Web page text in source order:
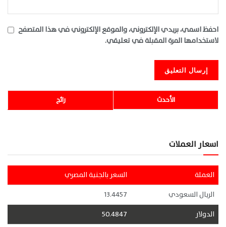
احفظ اسمي، بريدي الإلكتروني، والموقع الإلكتروني في هذا المتصفح
لاستخدامها المرة المقبلة في تعليقي.
رائج الأحدث
اسعار العملات
العملة
السعر بالجنية المصري
الريال السعودي
13.4457
الدولار
50.4847